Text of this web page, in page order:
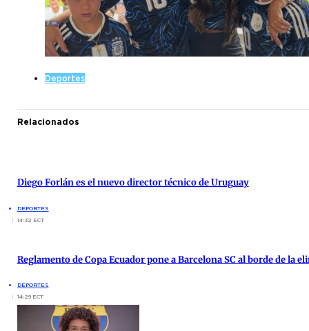
Deportes
Relacionados
Diego Forlán es el nuevo director técnico de Uruguay
DEPORTES
14:32 ECT
Reglamento de Copa Ecuador pone a Barcelona SC al borde de la
DEPORTES
14:29 ECT